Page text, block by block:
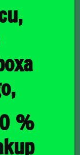
2012-
DO
%